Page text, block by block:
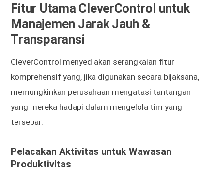
Fitur Utama CleverControl untuk
Manajemen Jarak Jauh &
Transparansi
CleverControl menyediakan serangkaian fitur
komprehensif yang, jika digunakan secara bijaksana,
memungkinkan perusahaan mengatasi tantangan
yang mereka hadapi dalam mengelola tim yang
tersebar.
Pelacakan Aktivitas untuk Wawasan
Produktivitas